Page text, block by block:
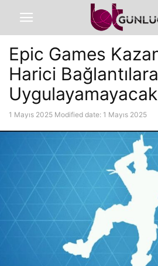
Epic Games
Harici
Uygulayamayacak
1 Mayıs 2025 Modified date: 1 Mayıs 2025